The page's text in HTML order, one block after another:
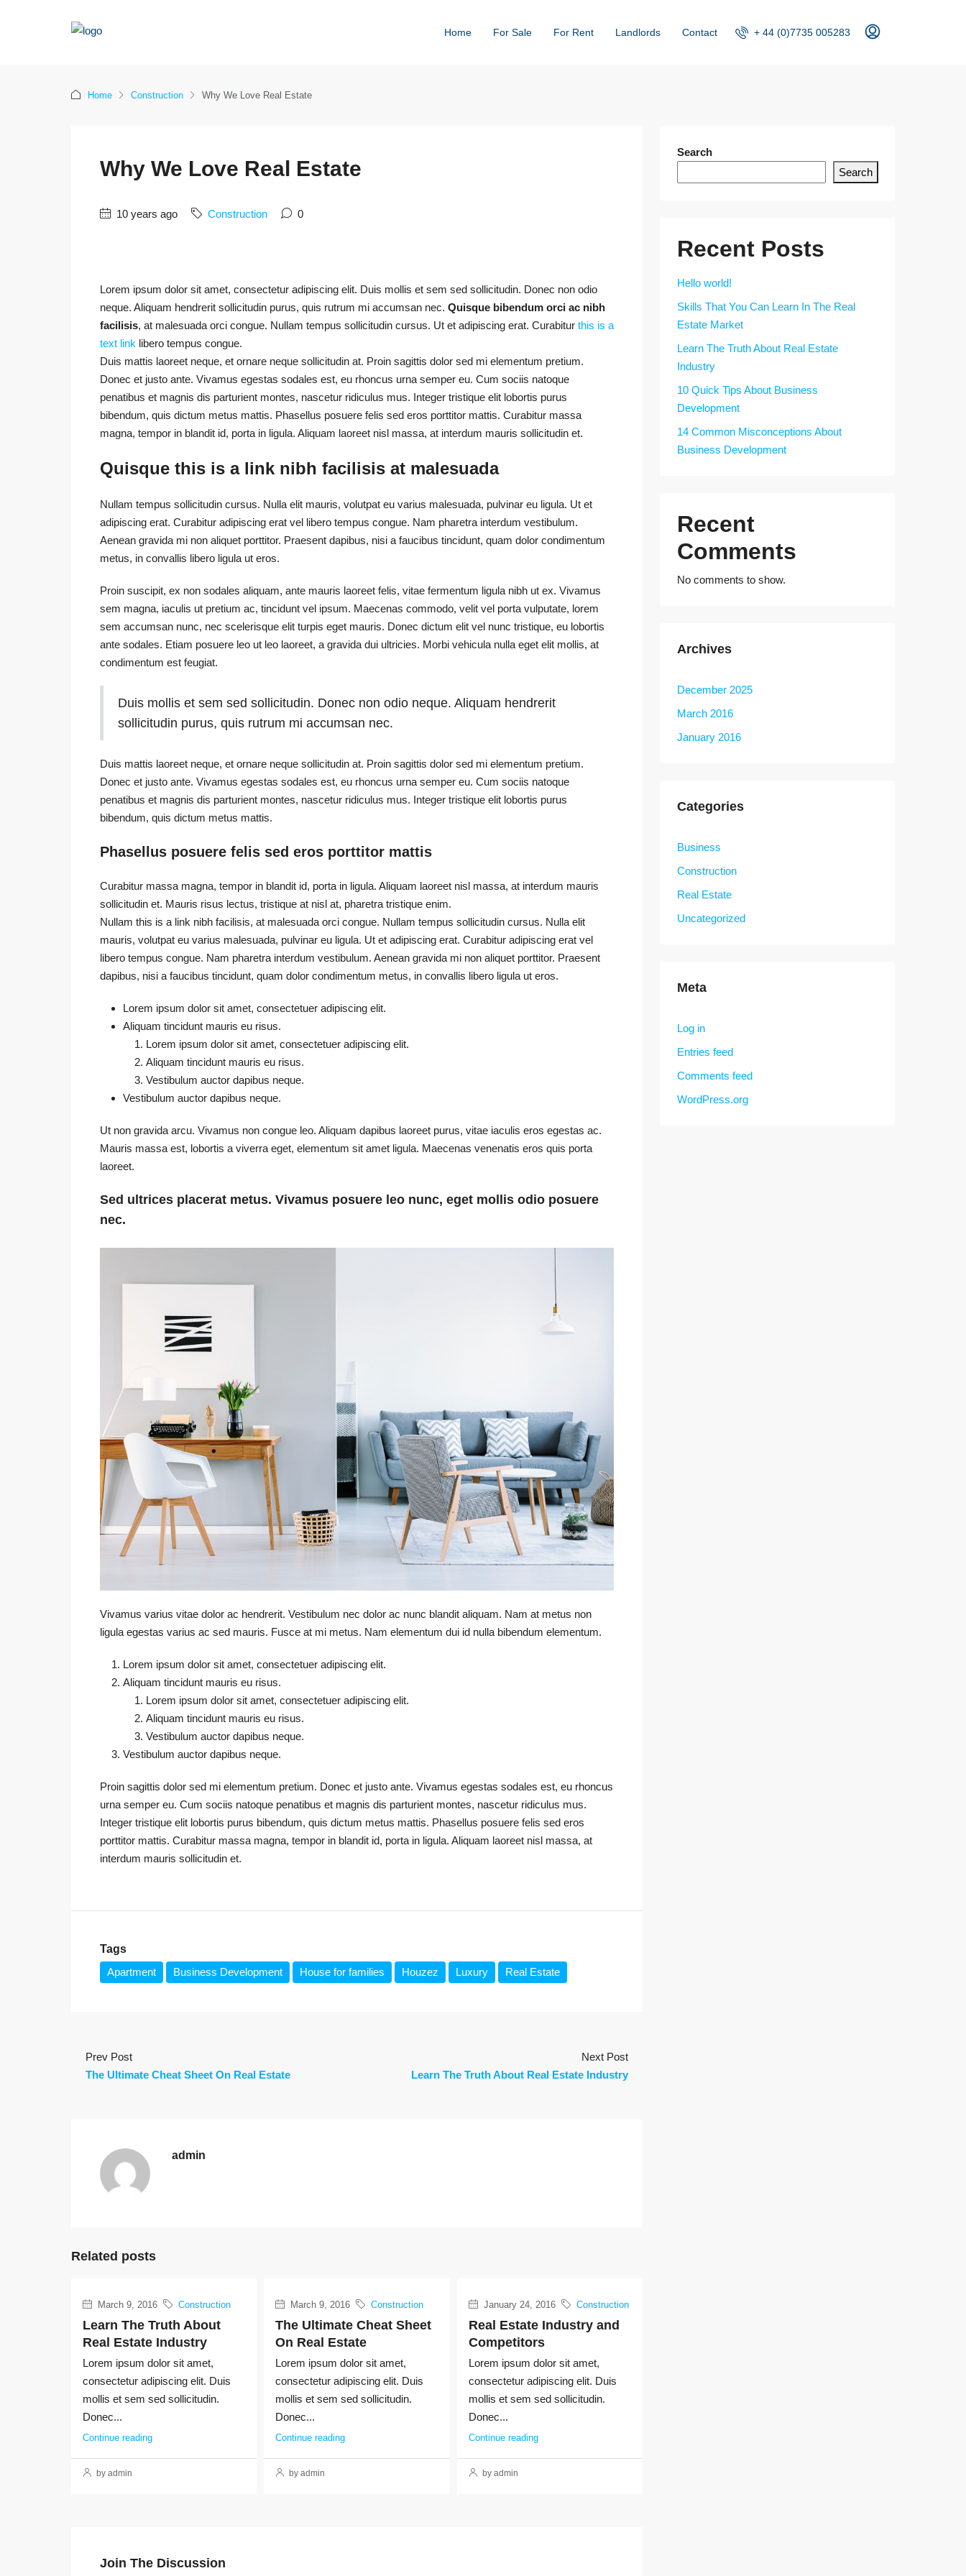
Home For Sale For Rent Landlords Contact + 44 (0)7735 005283
Home Construction Why We Love Real Estate
Why We Love Real Estate
10 years ago Construction 0
Lorem ipsum dolor sit amet, consectetur adipiscing elit. Duis mollis et sem sed sollicitudin. Donec non odio
neque. Aliquam hendrerit sollicitudin purus, quis rutrum mi accumsan nec. Quisque bibendum orci ac nibh
facilisis, at malesuada orci congue. Nullam tempus sollicitudin cursus. Ut et adipiscing erat. Curabitur this is a
text link libero tempus congue.
Duis mattis laoreet neque, et ornare neque sollicitudin at. Proin sagittis dolor sed mi elementum pretium.
Donec et justo ante. Vivamus egestas sodales est, eu rhoncus urna semper eu. Cum sociis natoque
penatibus et magnis dis parturient montes, nascetur ridiculus mus. Integer tristique elit lobortis purus
bibendum, quis dictum metus mattis. Phasellus posuere felis sed eros porttitor mattis. Curabitur massa
magna, tempor in blandit id, porta in ligula. Aliquam laoreet nisl massa, at interdum mauris sollicitudin et.
Quisque this is a link nibh facilisis at malesuada
Nullam tempus sollicitudin cursus. Nulla elit mauris, volutpat eu varius malesuada, pulvinar eu ligula. Ut et
adipiscing erat. Curabitur adipiscing erat vel libero tempus congue. Nam pharetra interdum vestibulum.
Aenean gravida mi non aliquet porttitor. Praesent dapibus, nisi a faucibus tincidunt, quam dolor condimentum
metus, in convallis libero ligula ut eros.
Proin suscipit, ex non sodales aliquam, ante mauris laoreet felis, vitae fermentum ligula nibh ut ex. Vivamus
sem magna, iaculis ut pretium ac, tincidunt vel ipsum. Maecenas commodo, velit vel porta vulputate, lorem
sem accumsan nunc, nec scelerisque elit turpis eget mauris. Donec dictum elit vel nunc tristique, eu lobortis
ante sodales. Etiam posuere leo ut leo laoreet, a gravida dui ultricies. Morbi vehicula nulla eget elit mollis, at
condimentum est feugiat.
Duis mollis et sem sed sollicitudin. Donec non odio neque. Aliquam hendrerit
sollicitudin purus, quis rutrum mi accumsan nec.
Duis mattis laoreet neque, et ornare neque sollicitudin at. Proin sagittis dolor sed mi elementum pretium.
Donec et justo ante. Vivamus egestas sodales est, eu rhoncus urna semper eu. Cum sociis natoque
penatibus et magnis dis parturient montes, nascetur ridiculus mus. Integer tristique elit lobortis purus
bibendum, quis dictum metus mattis.
Phasellus posuere felis sed eros porttitor mattis
Curabitur massa magna, tempor in blandit id, porta in ligula. Aliquam laoreet nisl massa, at interdum mauris
sollicitudin et. Mauris risus lectus, tristique at nisl at, pharetra tristique enim.
Nullam this is a link nibh facilisis, at malesuada orci congue. Nullam tempus sollicitudin cursus. Nulla elit
mauris, volutpat eu varius malesuada, pulvinar eu ligula. Ut et adipiscing erat. Curabitur adipiscing erat vel
libero tempus congue. Nam pharetra interdum vestibulum. Aenean gravida mi non aliquet porttitor. Praesent
dapibus, nisi a faucibus tincidunt, quam dolor condimentum metus, in convallis libero ligula ut eros.
Lorem ipsum dolor sit amet, consectetuer adipiscing elit.
Aliquam tincidunt mauris eu risus.
Lorem ipsum dolor sit amet, consectetuer adipiscing elit.
Aliquam tincidunt mauris eu risus.
Vestibulum auctor dapibus neque.
Vestibulum auctor dapibus neque.
Ut non gravida arcu. Vivamus non congue leo. Aliquam dapibus laoreet purus, vitae iaculis eros egestas ac.
Mauris massa est, lobortis a viverra eget, elementum sit amet ligula. Maecenas venenatis eros quis porta
laoreet.
Sed ultrices placerat metus. Vivamus posuere leo nunc, eget mollis odio posuere
nec.
Vivamus varius vitae dolor ac hendrerit. Vestibulum nec dolor ac nunc blandit aliquam. Nam at metus non
ligula egestas varius ac sed mauris. Fusce at mi metus. Nam elementum dui id nulla bibendum elementum.
Lorem ipsum dolor sit amet, consectetuer adipiscing elit.
Aliquam tincidunt mauris eu risus.
Lorem ipsum dolor sit amet, consectetuer adipiscing elit.
Aliquam tincidunt mauris eu risus.
Vestibulum auctor dapibus neque.
Vestibulum auctor dapibus neque.
Proin sagittis dolor sed mi elementum pretium. Donec et justo ante. Vivamus egestas sodales est, eu rhoncus
urna semper eu. Cum sociis natoque penatibus et magnis dis parturient montes, nascetur ridiculus mus.
Integer tristique elit lobortis purus bibendum, quis dictum metus mattis. Phasellus posuere felis sed eros
porttitor mattis. Curabitur massa magna, tempor in blandit id, porta in ligula. Aliquam laoreet nisl massa, at
interdum mauris sollicitudin et.
Tags
Apartment
Business Development House for families Houzez Luxury Real Estate
Prev Post
The Ultimate Cheat Sheet On Real Estate
Next Post
Learn The Truth About Real Estate Industry
admin
Related posts
March 9, 2016 Construction
Learn The Truth About
Real Estate Industry
Lorem ipsum dolor sit amet,
consectetur adipiscing elit. Duis
mollis et sem sed sollicitudin.
Donec...
Continue reading
by admin
March 9, 2016 Construction
The Ultimate Cheat Sheet
On Real Estate
Lorem ipsum dolor sit amet,
consectetur adipiscing elit. Duis
mollis et sem sed sollicitudin.
Donec...
Continue reading
by admin
January 24, 2016 Construction
Real Estate Industry and
Competitors
Lorem ipsum dolor sit amet,
consectetur adipiscing elit. Duis
mollis et sem sed sollicitudin.
Donec...
Continue reading
by admin
Join The Discussion
Search
Search
Recent Posts
Hello world!
Skills That You Can Learn In The Real
Estate Market
Learn The Truth About Real Estate
Industry
10 Quick Tips About Business
Development
14 Common Misconceptions About
Business Development
Recent
Comments
No comments to show.
Archives
December 2025
March 2016
January 2016
Categories
Business
Construction
Real Estate
Uncategorized
Meta
Log in
Entries feed
Comments feed
WordPress.org